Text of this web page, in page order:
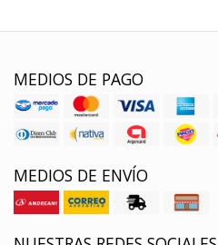
MEDIOS DE PAGO
MEDIOS DE ENVÍO